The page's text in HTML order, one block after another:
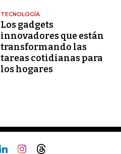
TECNOLOGÍA
Los gadgets
innovadores que están
transformando las
tareas cotidianas para
los hogares